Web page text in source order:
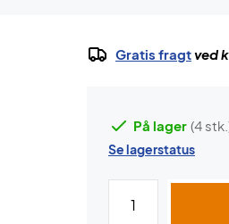
Gratis fragtved
På lager (4
Se lagerstatus